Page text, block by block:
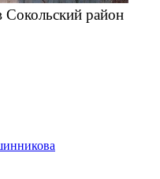
Сокольский район